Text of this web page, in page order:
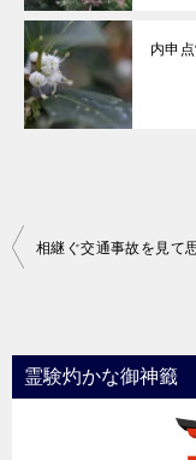
内申
投
ビ
ゲ
霊験灼かな御神籤